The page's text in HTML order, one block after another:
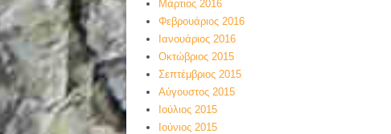
Μάρτιος 2016
Φεβρουάριος 2016
Ιανουάριος 2016
Οκτώβριος 2015
Σεπτέμβριος 2015
Αύγουστος 2015
Ιούλιος 2015
Ιούνιος 2015